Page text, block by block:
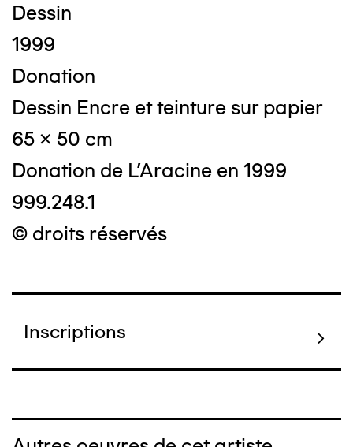
Dessin
1999
Donation
Dessin Encre et teinture sur papier
65 x 50 cm
Donation de L'Aracine en 1999
999.248.1
© droits réservés
Inscriptions